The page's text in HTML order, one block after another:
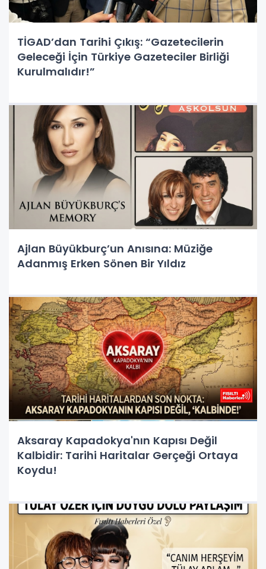
TİGAD’dan Tarihi Çıkış: “Gazetecilerin
Geleceği İçin Türkiye Gazeteciler Birliği
Kurulmalıdır!”
Ajlan Büyükburç’un Anısına: Müziğe
Adanmış Erken Sönen Bir Yıldız
Aksaray Kapadokya'nın Kapısı Değil
Kalbidir: Tarihi Haritalar Gerçeği Ortaya
Koydu!